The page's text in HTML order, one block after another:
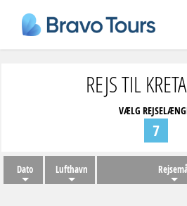
REJS TIL
VÆLG
7
Dato Lufthavn